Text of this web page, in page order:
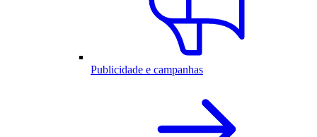
Publicidade e campanhas